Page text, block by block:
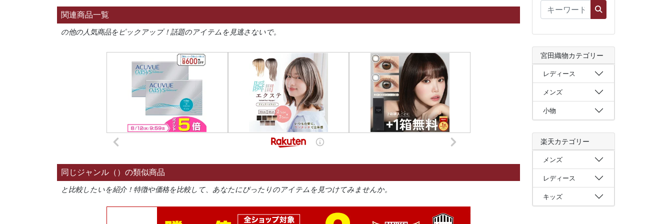
関連商品一覧
の他の人気商品をピックアップ！話題のアイテムを見逃さないで。
同じジャンル（）の類似商品
と比較したいを紹介！特徴や価格を比較して、あなたにぴったりのアイテムを見つけてみませんか。
宮田織物カテゴリー
レディース
メンズ
小物
楽天カテゴリー
メンズ
レディース
キッズ